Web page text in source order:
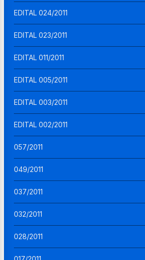
EDITAL 024/2011
EDITAL 023/2011
EDITAL 011/2011
EDITAL 005/2011
EDITAL 003/2011
EDITAL 002/2011
057/2011
049/2011
037/2011
032/2011
028/2011